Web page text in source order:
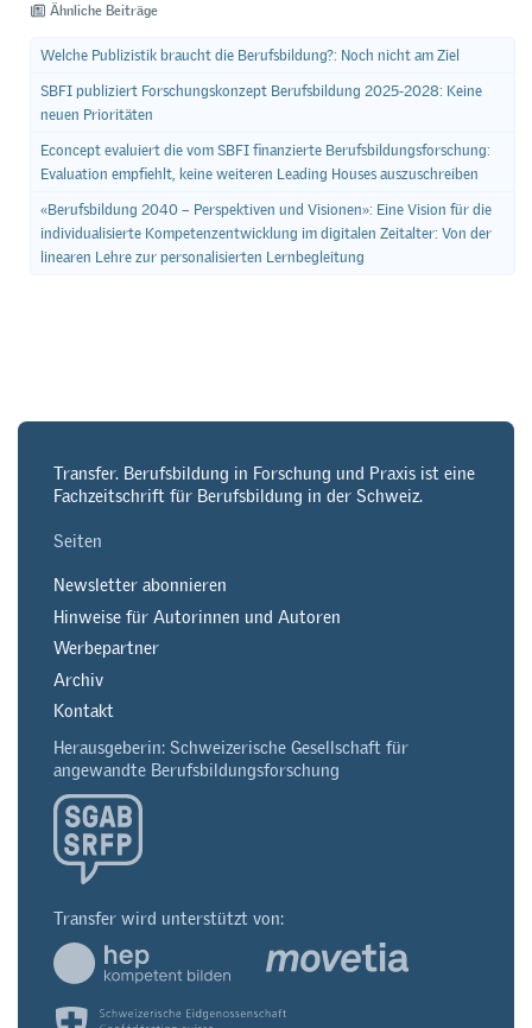
Ähnliche Beiträge
Welche Publizistik braucht die Berufsbildung?: Noch nicht am Ziel
SBFI publiziert Forschungskonzept Berufsbildung 2025-2028: Keine
neuen Prioritäten
Econcept evaluiert die vom SBFI finanzierte Berufsbildungsforschung:
Evaluation empfiehlt, keine weiteren Leading Houses auszuschreiben
«Berufsbildung 2040 – Perspektiven und Visionen»: Eine Vision für die
individualisierte Kompetenzentwicklung im digitalen Zeitalter: Von der
linearen Lehre zur personalisierten Lernbegleitung
Transfer. Berufsbildung in Forschung und Praxis ist eine
Fachzeitschrift für Berufsbildung in der Schweiz.
Seiten
Newsletter abonnieren
Hinweise für Autorinnen und Autoren
Werbepartner
Archiv
Kontakt
Herausgeberin: Schweizerische Gesellschaft für
angewandte Berufsbildungsforschung
Transfer wird unterstützt von: